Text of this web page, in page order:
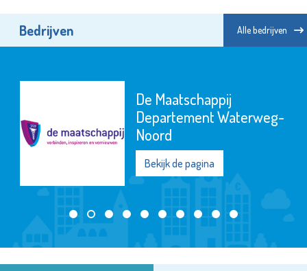
Bedrijven Alle bedrijven
De Maatschappij
Departement Waterweg-
Noord
Bekijk de pagina